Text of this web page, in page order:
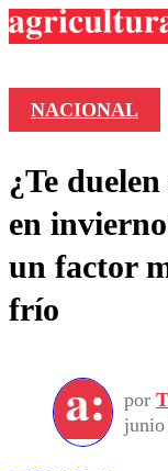
NACIONAL
¿Te
en
un factor
frío
por